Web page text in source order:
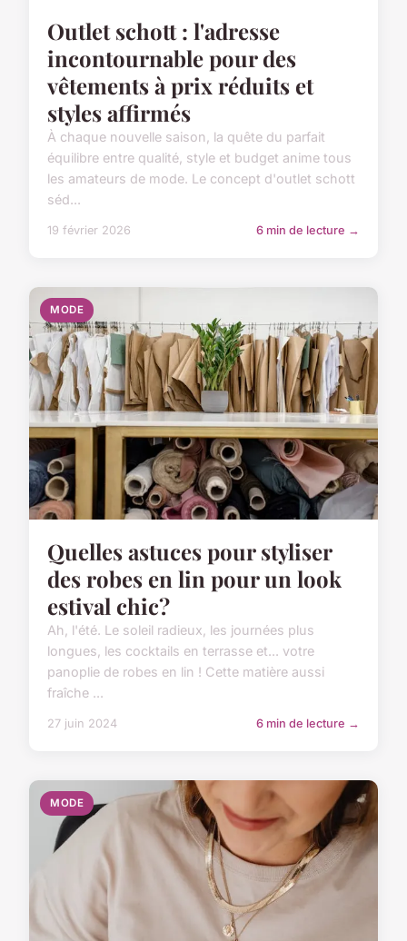
Outlet schott : l'adresse
incontournable pour des
vêtements à prix réduits et
styles affirmés
À chaque nouvelle saison, la quête du parfait
équilibre entre qualité, style et budget anime tous
les amateurs de mode. Le concept d'outlet schott
séd...
19 février 2026 6 min de lecture →
MODE
Quelles astuces pour styliser
des robes en lin pour un look
estival chic?
Ah, l'été. Le soleil radieux, les journées plus
longues, les cocktails en terrasse et... votre
panoplie de robes en lin ! Cette matière aussi
fraîche ...
27 juin 2024 6 min de lecture →
MODE